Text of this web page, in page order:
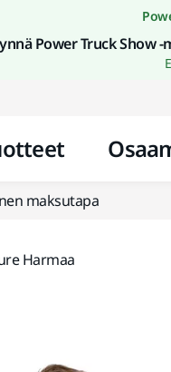
Power Truck Show -
maksutapa
Harmaa